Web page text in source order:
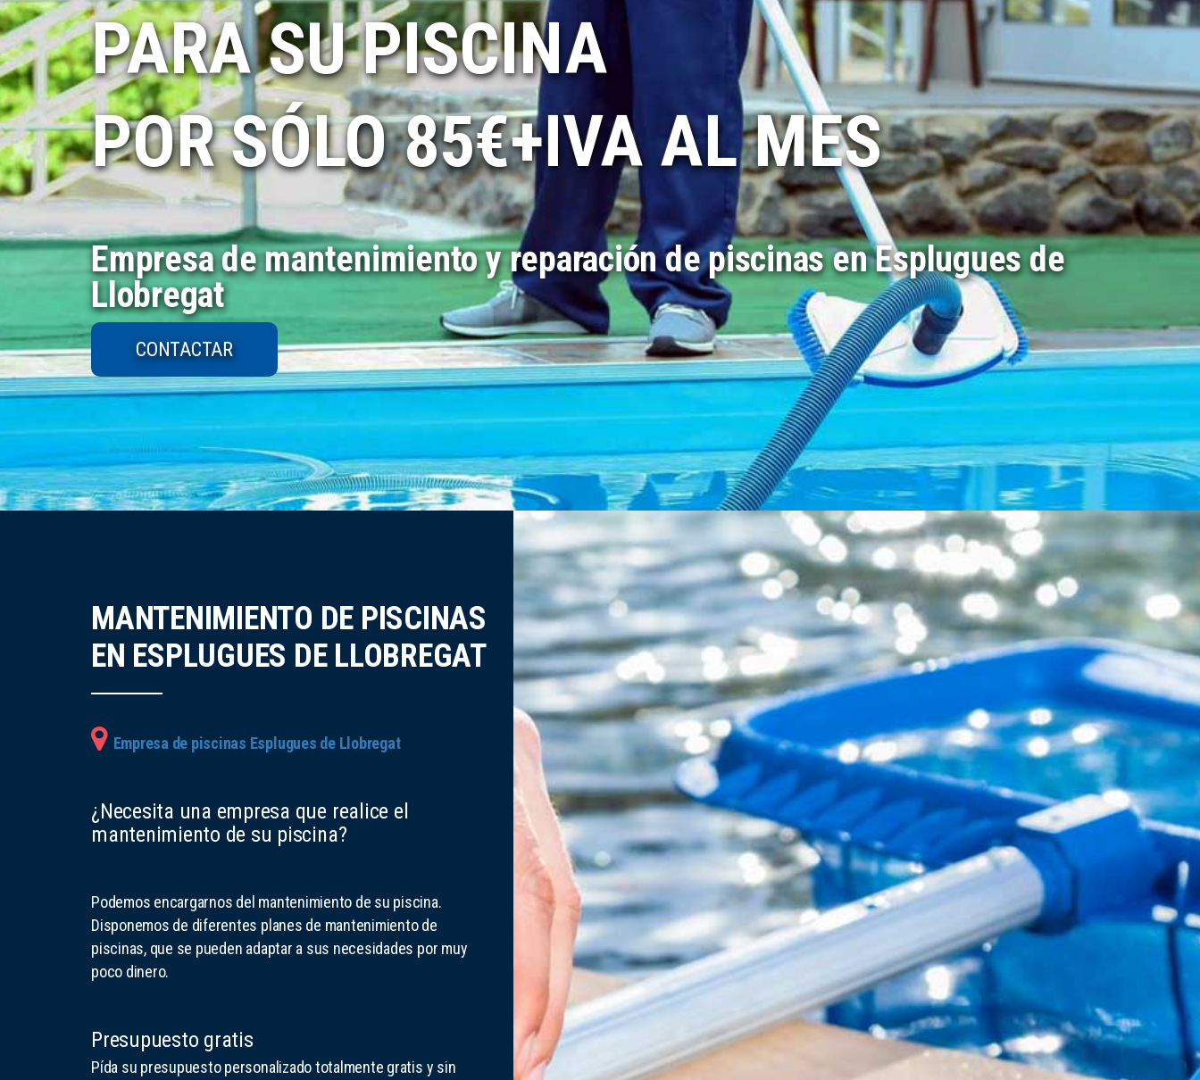
PARA SU PISCINA
POR SÓLO 85€+IVA AL MES
Empresa de mantenimiento y reparación de piscinas en Esplugues de
Llobregat
CONTACTAR
MANTENIMIENTO DE PISCINAS
EN ESPLUGUES DE LLOBREGAT
Empresa de piscinas Esplugues de Llobregat
¿Necesita una empresa que realice el
mantenimiento de su piscina?
Podemos encargarnos del mantenimiento de su piscina.
Disponemos de diferentes planes de mantenimiento de
piscinas, que se pueden adaptar a sus necesidades por muy
poco dinero.
Presupuesto gratis
Pída su presupuesto personalizado totalmente gratis y sin